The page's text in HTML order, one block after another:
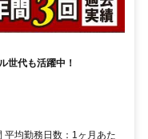
世代も活躍中！
平均勤務日数：1ヶ月あた